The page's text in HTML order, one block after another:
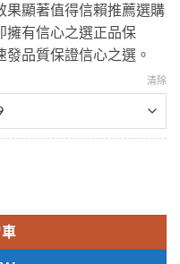
果顯著值得信賴推薦選購
擁有信心之選正品保
品質保證信心之選。
清除